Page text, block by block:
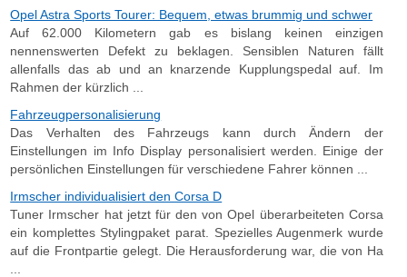
Opel Astra Sports Tourer: Bequem, etwas brummig und schwer
Auf 62.000 Kilometern gab es bislang keinen einzigen
nennenswerten Defekt zu beklagen. Sensiblen Naturen fällt
allenfalls das ab und an knarzende Kupplungspedal auf. Im
Rahmen der kürzlich ...
Fahrzeugpersonalisierung
Das Verhalten des Fahrzeugs kann durch Ändern der
Einstellungen im Info Display personalisiert werden. Einige der
persönlichen Einstellungen für verschiedene Fahrer können ...
Irmscher individualisiert den Corsa D
Tuner Irmscher hat jetzt für den von Opel überarbeiteten Corsa
ein komplettes Stylingpaket parat. Spezielles Augenmerk wurde
auf die Frontpartie gelegt. Die Herausforderung war, die von Ha